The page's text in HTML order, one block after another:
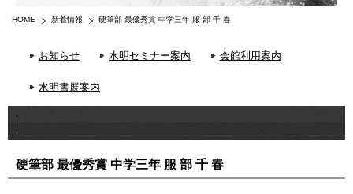
HOME 新着情報 硬筆部 最優秀賞 中学三年 服 部 千 春
お知らせ 水明セミナー案内 会館利用案内
水明書展案内
硬筆部 最優秀賞 中学三年 服 部 千 春